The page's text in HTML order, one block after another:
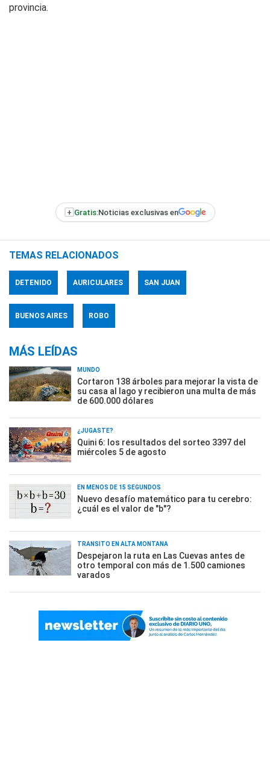
provincia.
+ Gratis:Noticias exclusivas en
TEMAS RELACIONADOS
DETENIDO AURICULARES SAN JUAN
BUENOS AIRES ROBO
MÁS LEÍDAS
MUNDO
Cortaron 138 árboles para mejorar la vista de
su casa al lago y recibieron una multa de más
de 600.000 dólares
¿JUGASTE?
Quini 6: los resultados del sorteo 3397 del
miércoles 5 de agosto
EN MENOS DE 15 SEGUNDOS
Nuevo desafío matemático para tu cerebro:
¿cuál es el valor de "b"?
TRÁNSITO EN ALTA MONTAÑA
Despejaron la ruta en Las Cuevas antes de
otro temporal con más de 1.500 camiones
varados